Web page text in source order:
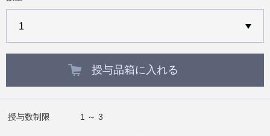
授与品箱に入れる
授与数制限 1 ～ 3